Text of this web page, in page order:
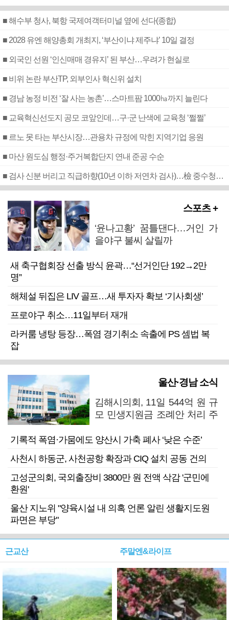
■ 해수부 청사, 북항 국제여객터미널 옆에 선다(종합)
■ 2028 유엔 해양총회 개최지, ‘부산이냐 제주냐’ 10일 결정
■ 외국인 선원 ‘인신매매 경유지’ 된 부산…우려가 현실로
■ 비위 논란 부산TP, 외부인사 혁신위 설치
■ 경남 농정 비전 ‘잘 사는 농촌’…스마트팜 1000㏊까지 늘린다
■ 교육혁신선도지 공모 코앞인데…구·군 난색에 교육청 ‘쩔쩔’
■ 르노 못 타는 부산시장…관용차 규정에 막힌 지역기업 응원
■ 마산 원도심 행정·주거복합단지 연내 준공 수순
■ 검사 신분 버리고 직급하향(10년 이하 저연차 검사)…檢 중수청행 기피
스포츠 +
‘윤나고황’ 꿈틀댄다…거인 가
을야구 불씨 살릴까
새 축구협회장 선출 방식 윤곽…“선거인단 192→2만
명”
해체설 뒤집은 LIV 골프…새 투자자 확보 ‘기사회생’
프로야구 취소…11일부터 재개
라커룸 냉탕 등장…폭염 경기취소 속출에 PS 셈법 복
잡
울산·경남 소식
김해시의회, 11일 544억 원 규
모 민생지원금 조례안 처리 주
기록적 폭염·가뭄에도 양산시 가축 폐사 ‘낮은 수준’
사천시 하동군, 사천공항 확장과 CIQ 설치 공동 건의
고성군의회, 국외출장비 3800만 원 전액 삭감 '군민에
환원'
울산 지노위 "양육시설 내 의혹 언론 알린 생활지도원
파면은 부당"
근교산 주말엔&라이프